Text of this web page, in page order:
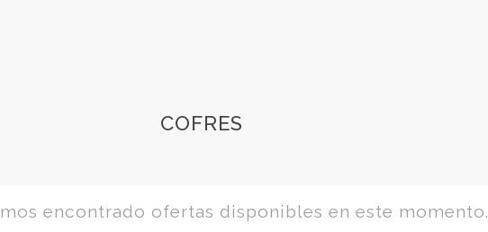
COFRES
encontrado ofertas disponibles en este momento.